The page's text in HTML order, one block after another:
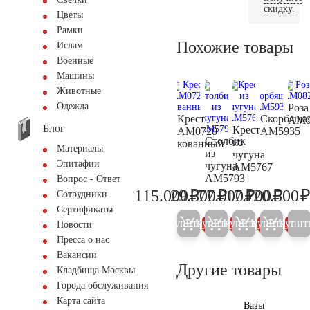
Цветы
Рамки
Ислам
Военные
Машины
Животные
Одежда
Блог
Материалы
Эпитафии
Вопрос - Ответ
Сотрудники
Сертификаты
Новости
Пресса о нас
Вакансии
Кладбища Москвы
Города обслуживания
Карта сайта
скидку.
Похожие товары
Крест
AM0720
кованный
121.000
115.000₽
Купить 5%
Столбик
из
чугуна
AM5793
30.800
29.300₽
Купить 5%
Крест
из
чугуна
AM5767
81.000
77.000₽
Купить 5%
AM5935
17.700₽
Купить 5%
Роза
120.500₽
Другие товары
Вазы